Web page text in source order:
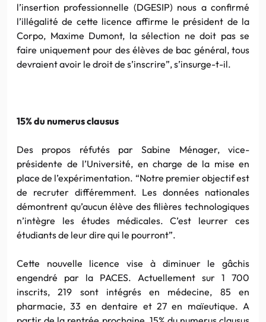
l’insertion professionnelle (DGESIP) nous a confirmé
l’illégalité de cette licence affirme le président de la
Corpo, Maxime Dumont, la sélection ne doit pas se
faire uniquement pour des élèves de bac général, tous
devraient avoir le droit de s’inscrire”, s’insurge-t-il.
15% du numerus clausus
Des propos réfutés par Sabine Ménager, vice-
présidente de l’Université, en charge de la mise en
place de l’expérimentation. “Notre premier objectif est
de recruter différemment. Les données nationales
démontrent qu’aucun élève des filières technologiques
n’intègre les études médicales. C’est leurrer ces
étudiants de leur dire qui le pourront”.
Cette nouvelle licence vise à diminuer le gâchis
engendré par la PACES. Actuellement sur 1 700
inscrits, 219 sont intégrés en médecine, 85 en
pharmacie, 33 en dentaire et 27 en maïeutique. A